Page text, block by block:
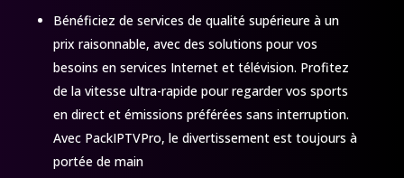
Bénéficiez de services de qualité supérieure à un
prix raisonnable, avec des solutions pour vos
besoins en services Internet et télévision. Profitez
de la vitesse ultra-rapide pour regarder vos sports
en direct et émissions préférées sans interruption.
Avec PackIPTVPro, le divertissement est toujours à
portée de main